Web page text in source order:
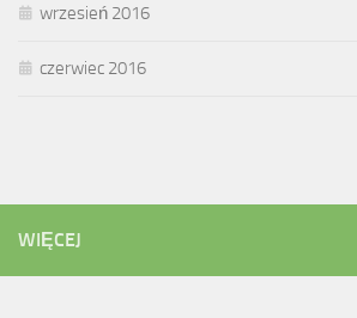
wrzesień 2016
czerwiec 2016
WIĘCEJ